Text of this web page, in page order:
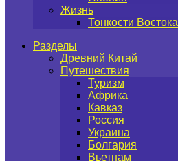
Жизнь
Тонкости Востока
Разделы
Древний Китай
Путешествия
Туризм
Африка
Кавказ
Россия
Украина
Болгария
Вьетнам